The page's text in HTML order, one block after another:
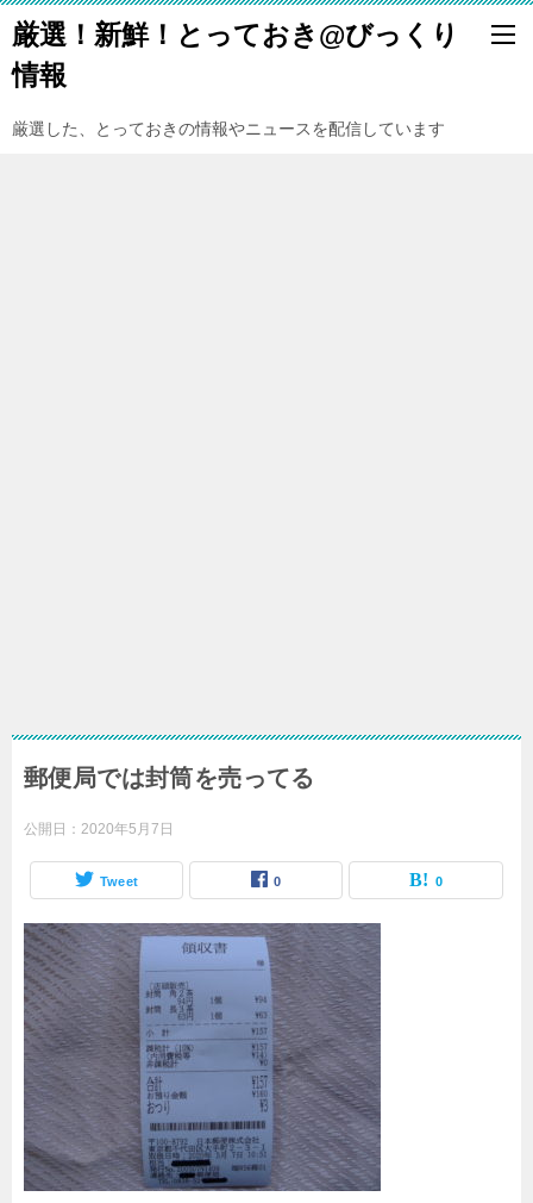
厳選！新鮮！とっておき@びっくり
情報
厳選した、とっておきの情報やニュースを配信しています
郵便局では封筒を売ってる
公開日： 2020年5月7日
Tweet 0 0